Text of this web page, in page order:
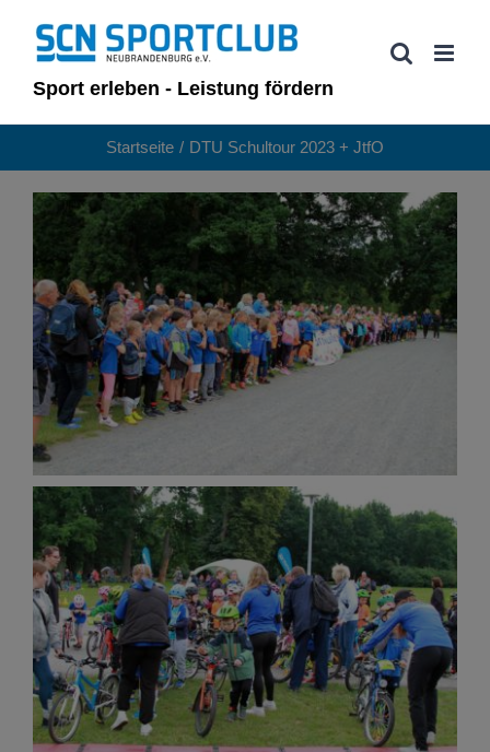
Inhalt
springenSport erleben - Leistung fördern
Startseite DTU Schultour 2023 + JtfO